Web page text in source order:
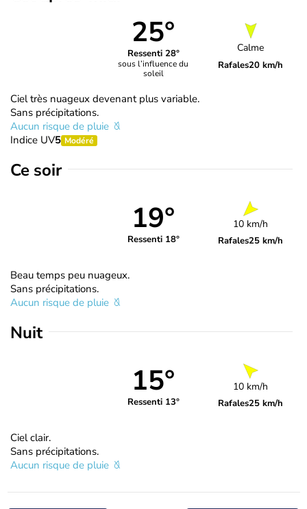
25°
Ressenti 28°
sous l’influence du
soleil
Calme
Rafales20 km/h
Ciel très nuageux devenant plus variable.
Sans précipitations.
Aucun risque de pluie
Indice UV5 Modéré
Ce soir
19°
Ressenti 18°
10 km/h
Rafales25 km/h
Beau temps peu nuageux.
Sans précipitations.
Aucun risque de pluie
Nuit
15°
Ressenti 13°
10 km/h
Rafales25 km/h
Ciel clair.
Sans précipitations.
Aucun risque de pluie